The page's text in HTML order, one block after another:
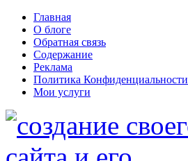
Главная
О блоге
Обратная связь
Содержание
Реклама
Политика Конфиденциальности
Мои услуги